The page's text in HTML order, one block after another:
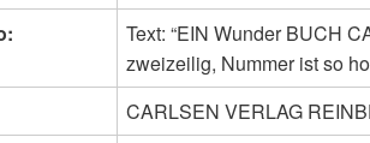
Text: “EIN Wunder BUCH
zweizeilig, Nummer ist so
CARLSEN VERLAG